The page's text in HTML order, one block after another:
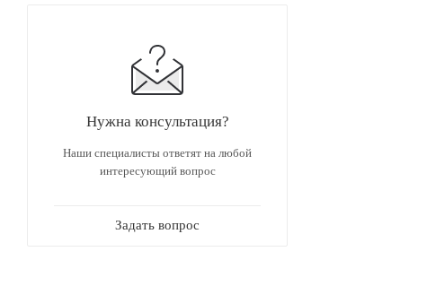
Нужна консультация?
Наши специалисты ответят на любой
интересующий вопрос
Задать вопрос